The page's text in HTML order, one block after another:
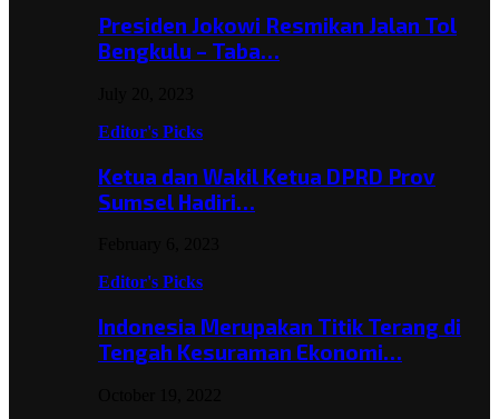
Presiden Jokowi Resmikan Jalan Tol
Bengkulu – Taba…
Editor's Picks
Ketua dan Wakil Ketua DPRD Prov
Sumsel Hadiri…
Editor's Picks
Indonesia Merupakan Titik Terang di
Tengah Kesuraman Ekonomi…